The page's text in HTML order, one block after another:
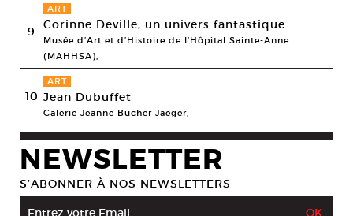
9
ART
Corinne Deville, un univers fantastique
Musée d’Art et d’Histoire de l’Hôpital Sainte-Anne
(MAHHSA),
10
ART
Jean Dubuffet
Galerie Jeanne Bucher Jaeger,
NEWSLETTER
S’ABONNER À NOS NEWSLETTERS